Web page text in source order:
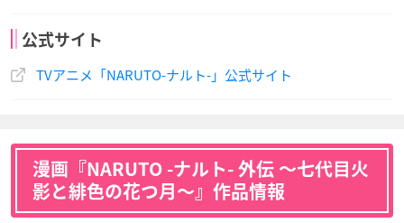
公式サイト
TVアニメ「NARUTO-ナルト-」公式サイト
漫画『NARUTO -ナルト- 外伝 〜七代目火
影と緋色の花つ月〜』作品情報